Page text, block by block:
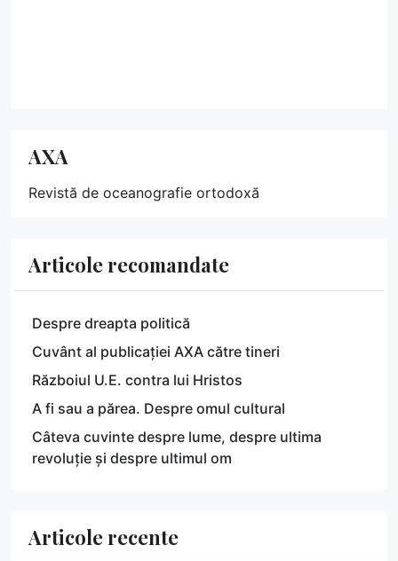
AXA
Revistă de oceanografie ortodoxă
Articole recomandate
Despre dreapta politică
Cuvânt al publicației AXA către tineri
Războiul U.E. contra lui Hristos
A fi sau a părea. Despre omul cultural
Câteva cuvinte despre lume, despre ultima
revoluție și despre ultimul om
Articole recente